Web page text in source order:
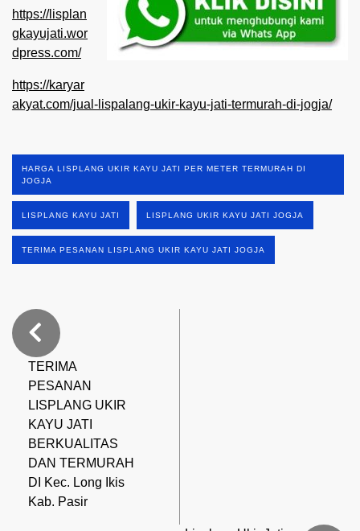
https://lisplan
gkayujati.wor
dpress.com/
https://karyar
akyat.com/jual-lispalang-ukir-kayu-jati-termurah-di-jogja/
HARGA LISPLANG UKIR KAYU JATI PER METER TERMURAH DI
JOGJA
LISPLANG KAYU JATI LISPLANG UKIR KAYU JATI JOGJA
TERIMA PESANAN LISPLANG UKIR KAYU JATI JOGJA
TERIMA
PESANAN
LISPLANG UKIR
KAYU JATI
BERKUALITAS
DAN TERMURAH
DI Kec. Long Ikis
Kab. Pasir